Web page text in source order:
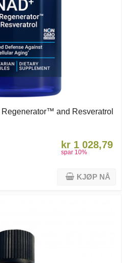
and Resveratrol
kr 1 028,79
spar 10%
KJØP NÅ